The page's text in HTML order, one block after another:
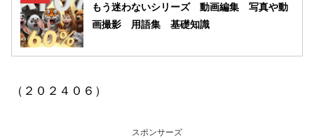
もう迷わないシリーズ 動画編集 写真や動
画撮影 用語集 基礎知識
（２０２４０６）
スポンサーズ